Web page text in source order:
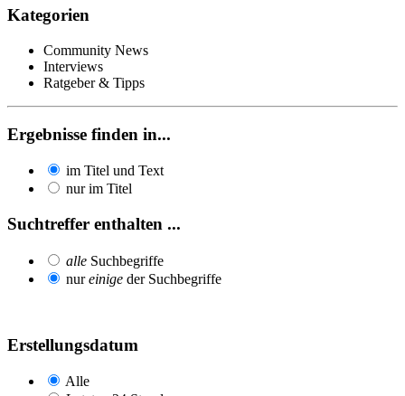
Kategorien
Community News
Interviews
Ratgeber & Tipps
Ergebnisse finden in...
im Titel und Text
nur im Titel
Suchtreffer enthalten ...
alle Suchbegriffe
nureinige der Suchbegriffe
Erstellungsdatum
Alle